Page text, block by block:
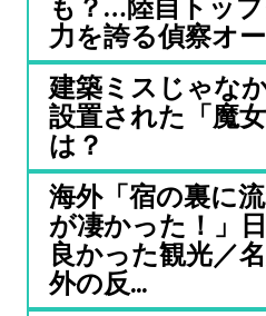
も？…陸自トッ
力を誇る偵察オ
建築ミスじゃな
設置された「魔
は？
海外「宿の裏に
が凄かった！」
良かった観光／
外の反...